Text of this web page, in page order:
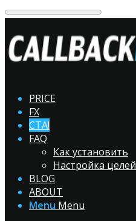
PRICE
FX
CTA!
FAQ
Как установить
Настройка целей
BLOG
ABOUT
Menu Menu